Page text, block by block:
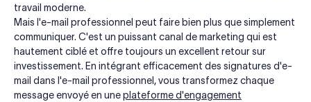
travail moderne.
Mais l'e-mail professionnel peut faire bien plus que simplement
communiquer. C'est un puissant canal de marketing qui est
hautement ciblé et offre toujours un excellent retour sur
investissement. En intégrant efficacement des signatures d'e-
mail dans l'e-mail professionnel, vous transformez chaque
message envoyé en uneplateforme d'engagement